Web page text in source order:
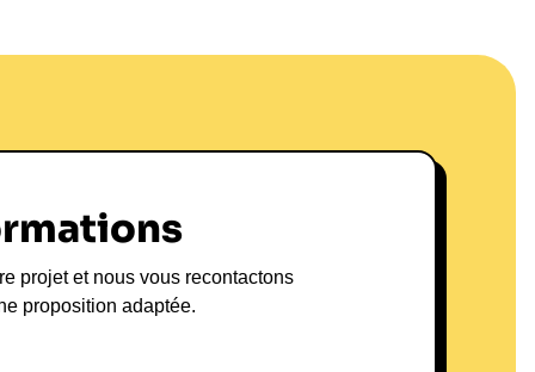
projet et nous vous recontactons
proposition adaptée.